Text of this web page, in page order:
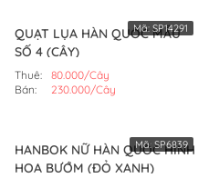
QUẠT LỤA HÀN QUỐC MẪU
SỐ 4 (CÂY)
Thuê:
80.000/Cây
Bán:
230.000/Cây
Mã: SP14291
HANBOK NỮ HÀN QUỐC HÌNH
HOA BƯỚM (ĐỎ XANH)
Mã:SP6839